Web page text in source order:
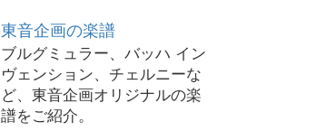
東音企画の楽譜
ブルグミュラー、バッハ イン
ヴェンション、チェルニーな
ど、東音企画オリジナルの楽
譜をご紹介。